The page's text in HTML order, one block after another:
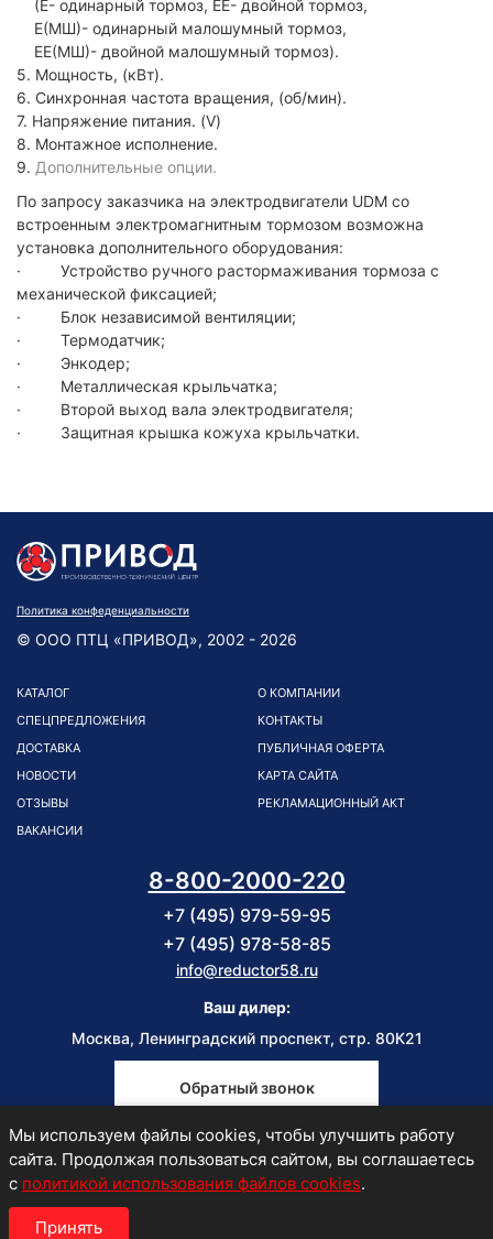
(Е- одинарный тормоз, ЕЕ- двойной тормоз,
Е(МШ)- одинарный малошумный тормоз,
ЕЕ(МШ)- двойной малошумный тормоз).
5. Мощность, (кВт).
6. Синхронная частота вращения, (об/мин).
7. Напряжение питания. (V)
8. Монтажное исполнение.
9. Дополнительные опции.
По запросу заказчика на электродвигатели UDM со
встроенным электромагнитным тормозом возможна
установка дополнительного оборудования:
· Устройство ручного растормаживания тормоза с
механической фиксацией;
· Блок независимой вентиляции;
· Термодатчик;
· Энкодер;
· Металлическая крыльчатка;
· Второй выход вала электродвигателя;
· Защитная крышка кожуха крыльчатки.
Политика конфеденциальности
© ООО ПТЦ «ПРИВОД», 2002 - 2026
КАТАЛОГ
СПЕЦПРЕДЛОЖЕНИЯ
ДОСТАВКА
НОВОСТИ
ОТЗЫВЫ
ВАКАНСИИ
О КОМПАНИИ
КОНТАКТЫ
ПУБЛИЧНАЯ ОФЕРТА
КАРТА САЙТА
РЕКЛАМАЦИОННЫЙ АКТ
8-800-2000-220
+7 (495) 979-59-95
+7 (495) 978-58-85
info@reductor58.ru
Ваш дилер:
Москва, Ленинградский проспект, стр. 80К21
Обратный звонок
Пн-Пт
9:00-18:00
Мы используем файлы cookies, чтобы улучшить работу
сайта. Продолжая пользоваться сайтом, вы соглашаетесь
с политикой использования файлов cookies.
Принять